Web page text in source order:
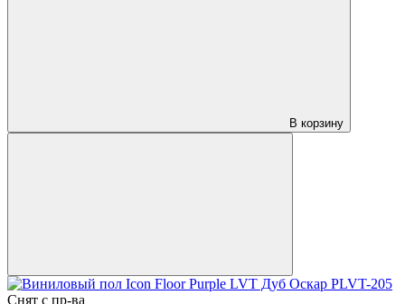
В корзину
Снят с пр-ва